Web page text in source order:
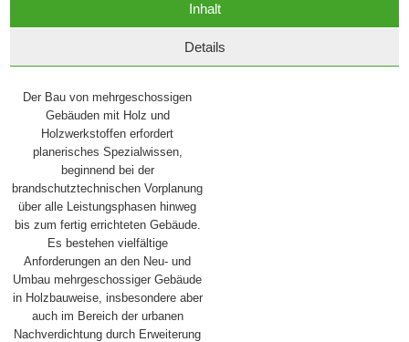
Inhalt
Details
Der Bau von mehrgeschossigen
Gebäuden mit Holz und
Holzwerkstoffen erfordert
planerisches Spezialwissen,
beginnend bei der
brandschutztechnischen Vorplanung
über alle Leistungsphasen hinweg
bis zum fertig errichteten Gebäude.
Es bestehen vielfältige
Anforderungen an den Neu- und
Umbau mehrgeschossiger Gebäude
in Holzbauweise, insbesondere aber
auch im Bereich der urbanen
Nachverdichtung durch Erweiterung